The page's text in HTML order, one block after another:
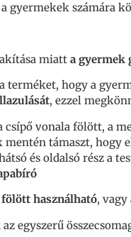
gyermekek számára
miatt a gyermek
terméket, hogy a
, ezzel
csípő vonala fölött, a
mentén támaszt, hogy
és oldalsó rész a
használható,
az egyszerű